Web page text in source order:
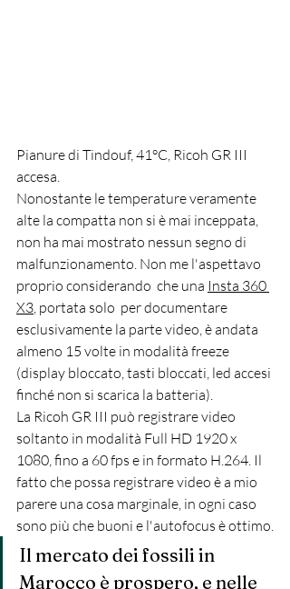
Pianure di Tindouf, 41°C, Ricoh GR III
accesa.
Nonostante le temperature veramente
alte la compatta non si è mai inceppata,
non ha mai mostrato nessun segno di
malfunzionamento. Non me l'aspettavo
proprio considerando  che una Insta 360
X3 , portata solo  per documentare
esclusivamente la parte video, è andata
almeno 15 volte in modalità freeze
(display bloccato, tasti bloccati, led accesi
finché non si scarica la batteria).
La Ricoh GR III può registrare video
soltanto in modalità Full HD 1920 x
1080, fino a 60 fps e in formato H.264. Il
fatto che possa registrare video è a mio
parere una cosa marginale, in ogni caso
sono più che buoni e l'autofocus è ottimo.
Il mercato dei fossili in
Marocco è prospero, e nelle